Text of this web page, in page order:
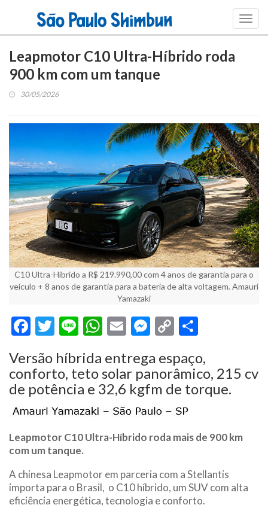
Leapmotor C10 Ultra-Híbrido roda
900 km com um tanque
30/05/2026
C10 Ultra-Híbrido a R$ 219.990,00 com 4 anos de garantia para o
veículo + 8 anos de garantia para a bateria de alta voltagem. Amauri
Yamazaki
Facebook
Twitter
LineWhatsApp
EmailMessenger
Copy
Versão híbrida entrega espaço,
conforto, teto solar panorâmico, 215 cv
de potência e 32,6 kgfm de torque.
Leapmotor C10 Ultra-Híbrido roda mais de 900 km
com um tanque.
A chinesa Leapmotor em parceria com a Stellantis
importa para o Brasil, o C10 híbrido, um SUV com alta
eficiência energética, tecnologia e conforto.